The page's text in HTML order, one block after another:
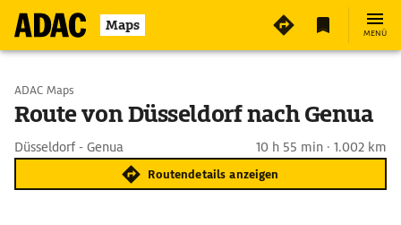
Maps MENÜ
Start wählen
ADAC Maps
Route von Düsseldorf nach Genua
Düsseldorf - Genua 10 h 55 min · 1.002 km
Routendetails anzeigen